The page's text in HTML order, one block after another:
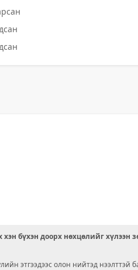
бүхэн доорх нөхцөлийг хүлээн
этгээдээс олон нийтэд нээлттэй